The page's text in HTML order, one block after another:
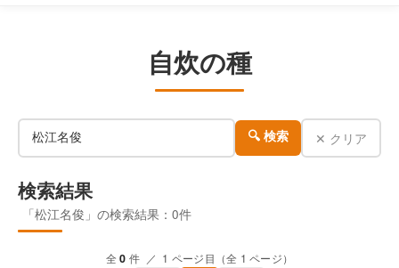
自炊の種
🔍 検索 ✕ クリア
検索結果
「松江名俊」の検索結果：0件
全0 件 ／ 1 ページ目（全 1 ページ）